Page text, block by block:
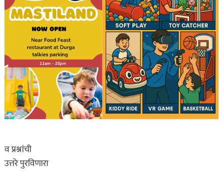
व प्रश्नांची
उत्तरे पुरविणारा